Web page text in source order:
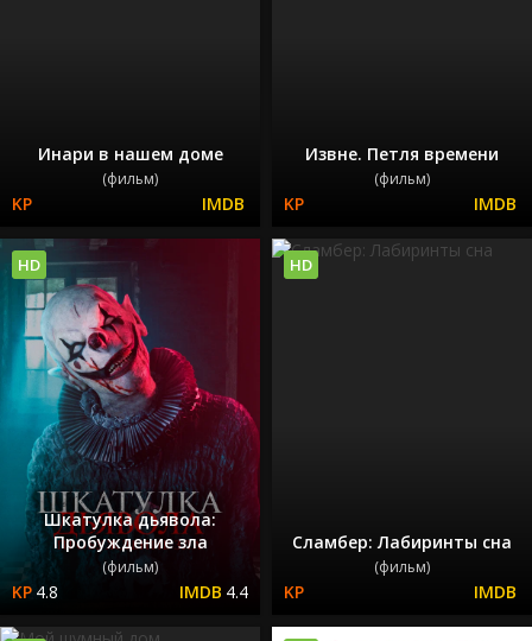
Инари в нашем доме
(фильм)
Извне. Петля времени
(фильм)
Шкатулка дьявола:
Пробуждение зла
(фильм)
4.8 4.4
HD
Сламбер: Лабиринты сна
(фильм)
HD